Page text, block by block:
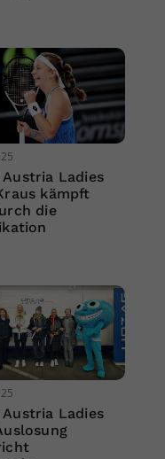
Austria Ladies
kämpft
die
Austria Ladies